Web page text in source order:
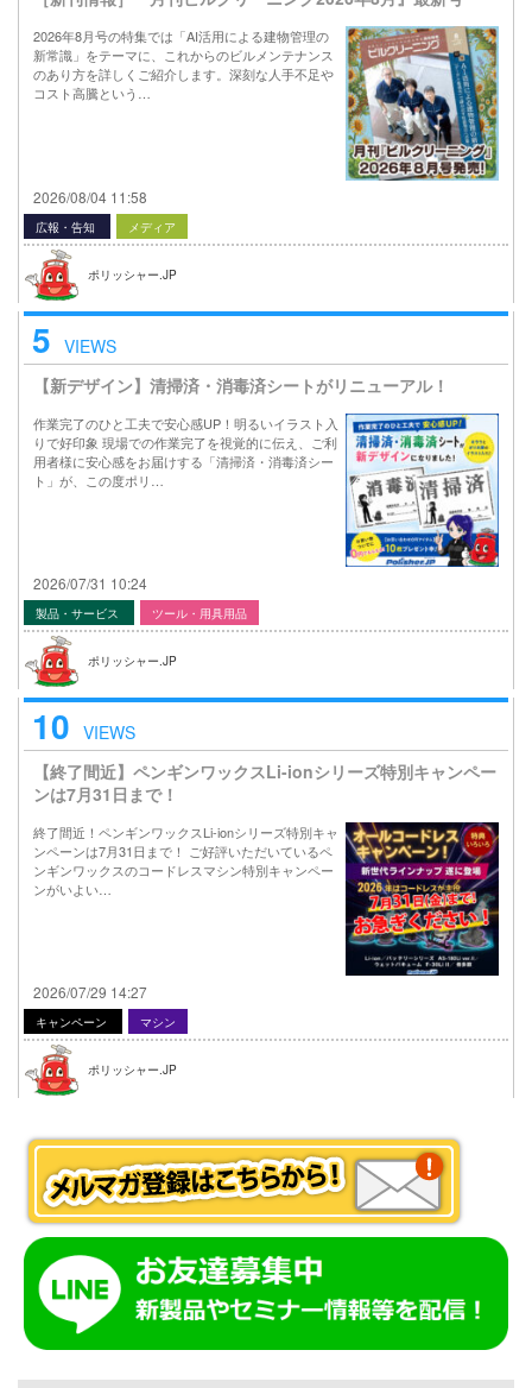
2026年8月号の特集では「AI活用による建物管理の
新常識」をテーマに、これからのビルメンテナンス
のあり方を詳しくご紹介します。深刻な人手不足や
コスト高騰という…
2026/08/04 11:58
広報・告知 メディア
ポリッシャー.JP
5 VIEWS
【新デザイン】清掃済・消毒済シートがリニューアル！
作業完了のひと工夫で安心感UP！明るいイラスト入
りで好印象 現場での作業完了を視覚的に伝え、ご利
用者様に安心感をお届けする「清掃済・消毒済シー
ト」が、この度ポリ…
2026/07/31 10:24
製品・サービス ツール・用具用品
ポリッシャー.JP
10 VIEWS
【終了間近】ペンギンワックスLi-ionシリーズ特別キャンペー
ンは7月31日まで！
終了間近！ペンギンワックスLi-ionシリーズ特別キャ
ンペーンは7月31日まで！ ご好評いただいているペ
ンギンワックスのコードレスマシン特別キャンペー
ンがいよい…
2026/07/29 14:27
キャンペーン マシン
ポリッシャー.JP